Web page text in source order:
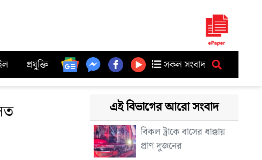
প্রযুক্তি সকল সংবাদ
এই বিভাগের আরো সংবাদ
বিকল ট্রাকে বাসের ধাক্কায়
প্রাণ দুজনের